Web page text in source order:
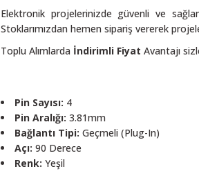
Elektronik projelerinizde güvenli ve
Stoklarımızdan hemen sipariş vererek
Toplu Alımlarda İndirimli Fiyat Avantajı
Pin Sayısı: 4
Pin Aralığı: 3.81mm
Bağlantı Tipi: Geçmeli (Plug-In)
Açı: 90 Derece
Renk: Yeşil